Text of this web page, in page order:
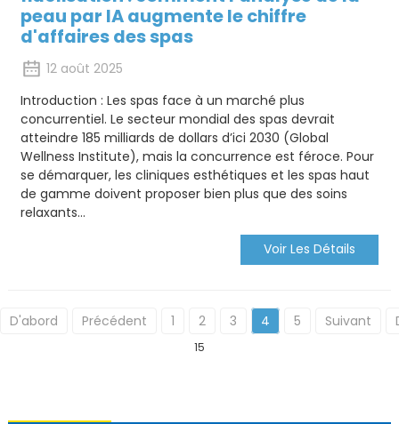
peau par IA augmente le chiffre
d'affaires des spas
12 août 2025
Introduction : Les spas face à un marché plus
concurrentiel. Le secteur mondial des spas devrait
atteindre 185 milliards de dollars d’ici 2030 (Global
Wellness Institute), mais la concurrence est féroce. Pour
se démarquer, les cliniques esthétiques et les spas haut
de gamme doivent proposer bien plus que des soins
relaxants…
Voir Les Détails
D'abord Précédent 1 2 3 4 5 Suivant
15